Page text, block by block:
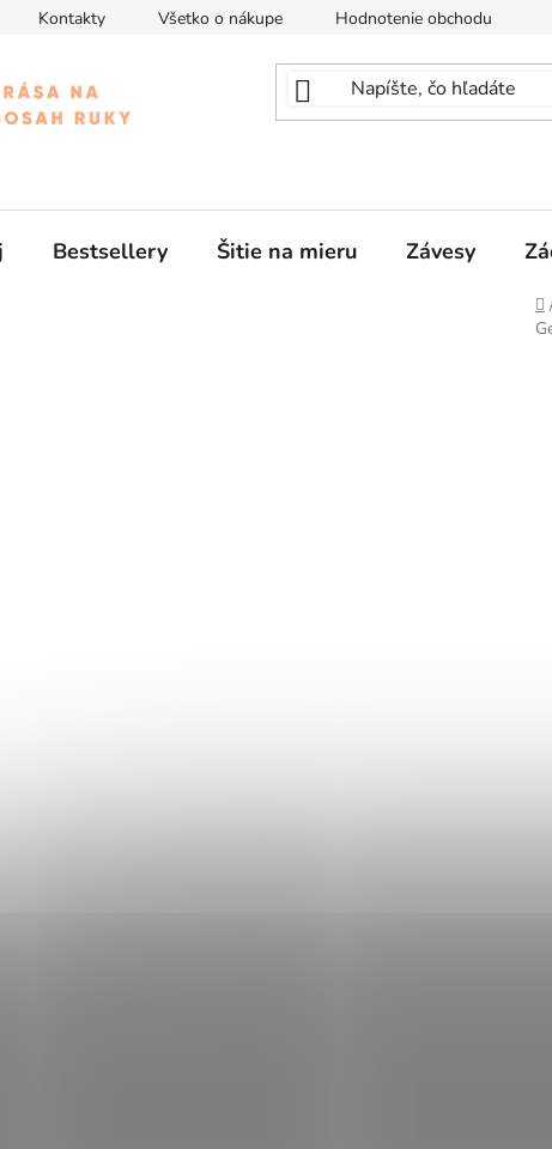
Kontakty Všetko o nákupe Hodnotenie obchodu
Bestsellery Šitie na mieru Závesy